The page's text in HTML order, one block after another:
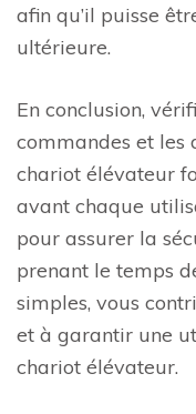
afin qu’il puisse
ultérieure.
En conclusion,
commandes et les
chariot élévateur
avant chaque
pour assurer la
prenant le temps
simples, vous
et à garantir une
chariot élévateur.